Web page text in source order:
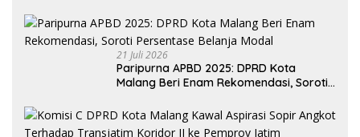
21 Juli 2026
Paripurna APBD 2025: DPRD Kota
Malang Beri Enam Rekomendasi, Soroti